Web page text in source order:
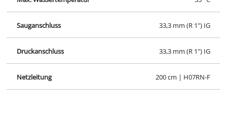
Sauganschluss 33,3 mm (R 1") IG
Druckanschluss 33,3 mm (R 1") IG
Netzleitung 200 cm | H07RN-F